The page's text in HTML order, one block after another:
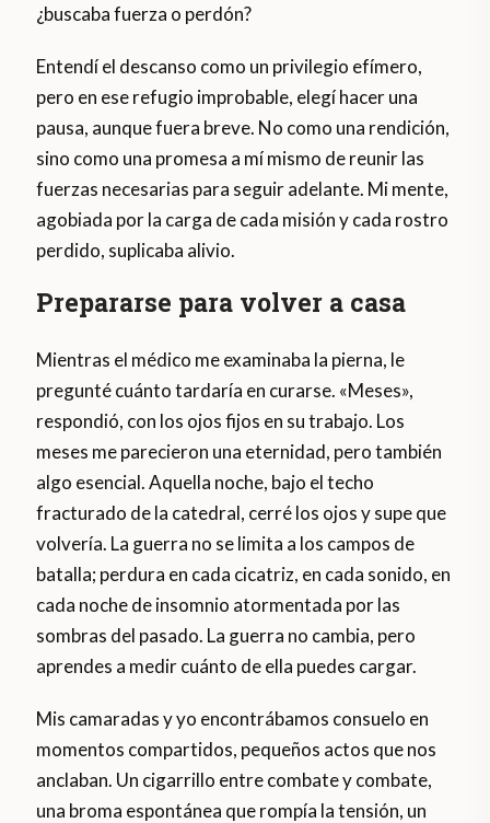
¿buscaba fuerza o perdón?
Entendí el descanso como un privilegio efímero,
pero en ese refugio improbable, elegí hacer una
pausa, aunque fuera breve. No como una rendición,
sino como una promesa a mí mismo de reunir las
fuerzas necesarias para seguir adelante. Mi mente,
agobiada por la carga de cada misión y cada rostro
perdido, suplicaba alivio.
Prepararse para volver a casa
Mientras el médico me examinaba la pierna, le
pregunté cuánto tardaría en curarse. «Meses»,
respondió, con los ojos fijos en su trabajo. Los
meses me parecieron una eternidad, pero también
algo esencial. Aquella noche, bajo el techo
fracturado de la catedral, cerré los ojos y supe que
volvería. La guerra no se limita a los campos de
batalla; perdura en cada cicatriz, en cada sonido, en
cada noche de insomnio atormentada por las
sombras del pasado. La guerra no cambia, pero
aprendes a medir cuánto de ella puedes cargar.
Mis camaradas y yo encontrábamos consuelo en
momentos compartidos, pequeños actos que nos
anclaban. Un cigarrillo entre combate y combate,
una broma espontánea que rompía la tensión, un